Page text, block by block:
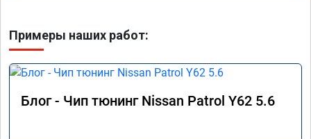
Примеры наших работ:
Блог - Чип тюнинг Nissan Patrol Y62 5.6